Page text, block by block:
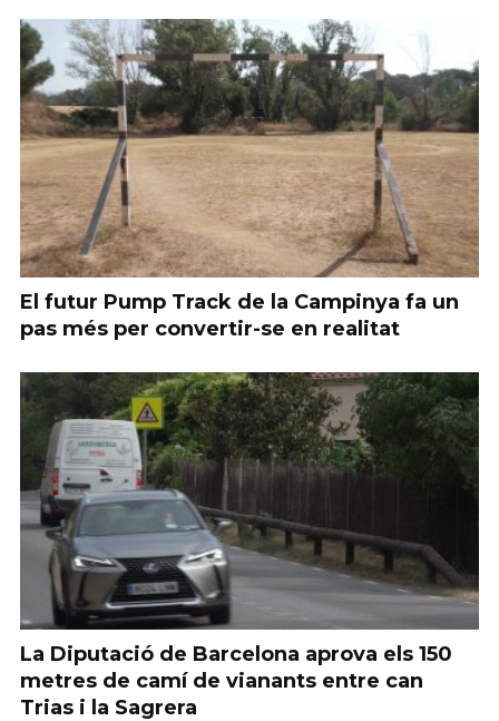
El futur Pump Track de la Campinya fa un
pas més per convertir-se en realitat
La Diputació de Barcelona aprova els 150
metres de camí de vianants entre can
Trias i la Sagrera